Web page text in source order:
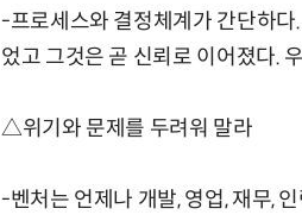
-프로세스와 결정체계가 간단하
었고 그것은 곧 신뢰로 이어졌다.
△위기와 문제를 두려워 말라
-벤처는 언제나 개발, 영업, 재무,